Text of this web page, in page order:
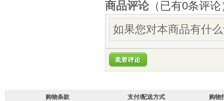
商品评论（已有0条评论
如果您对本商品有什
购物条款 支付/配送方式 购物